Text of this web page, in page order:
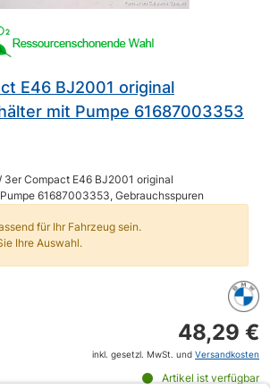
E46 BJ2001 original
mit Pumpe 61687003353
Compact E46 BJ2001 original
61687003353, Gebrauchsspuren
für Ihr Fahrzeug sein.
Ihre Auswahl.
48,29 €
inkl. gesetzl. MwSt. und Versandkosten
Artikel ist verfügbar